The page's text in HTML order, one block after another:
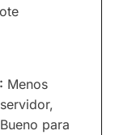
Menos
para